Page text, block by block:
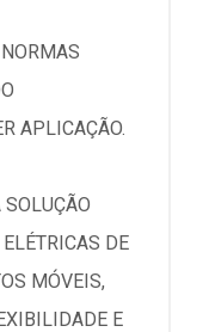
APLICAÇÃO.
DE
MÓVEIS,
E